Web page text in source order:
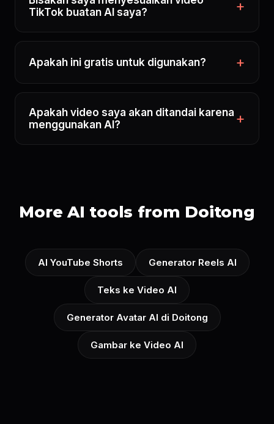
TikTok buatan AI saya?
Apakah ini gratis untuk digunakan?
Apakah video saya akan ditandai karena
menggunakan AI?
More AI tools from Doitong
AI YouTube Shorts Generator Reels AI
Teks ke Video AI
Generator Avatar AI di Doitong
Gambar ke Video AI